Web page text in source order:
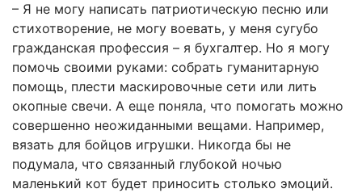
– Я не могу написать патриотическую песню или
стихотворение, не могу воевать, у меня сугубо
гражданская профессия – я бухгалтер. Но я могу
помочь своими руками: собрать гуманитарную
помощь, плести маскировочные сети или лить
окопные свечи. А еще поняла, что помогать можно
совершенно неожиданными вещами. Например,
вязать для бойцов игрушки. Никогда бы не
подумала, что связанный глубокой ночью
маленький кот будет приносить столько эмоций.